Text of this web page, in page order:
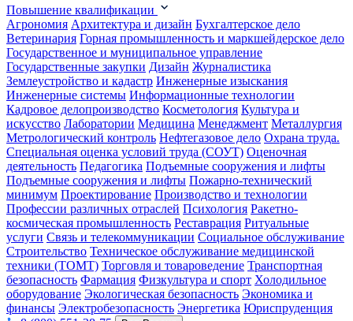
Повышение квалификации
Агрономия Архитектура и дизайн Бухгалтерское дело
Ветеринария Горная промышленность и маркшейдерское дело
Государственное и муниципальное управление
Государственные закупки Дизайн Журналистика
Землеустройство и кадастр Инженерные изыскания
Инженерные системы Информационные технологии
Кадровое делопроизводство Косметология Культура и
искусство Лаборатории Медицина Менеджмент Металлургия
Метрологический контроль Нефтегазовое дело Охрана труда.
Специальная оценка условий труда (СОУТ) Оценочная
деятельность Педагогика Подъемные сооружения и лифты
Подъемные сооружения и лифты Пожарно-технический
минимум Проектирование Производство и технологии
Профессии различных отраслей Психология Ракетно-
космическая промышленность Реставрация Ритуальные
услуги Связь и телекоммуникации Социальное обслуживание
Строительство Техническое обслуживание медицинской
техники (ТОМТ) Торговля и товароведение Транспортная
безопасность Фармация Физкультура и спорт Холодильное
оборудование Экологическая безопасность Экономика и
финансы Электробезопасность Энергетика Юриспруденция